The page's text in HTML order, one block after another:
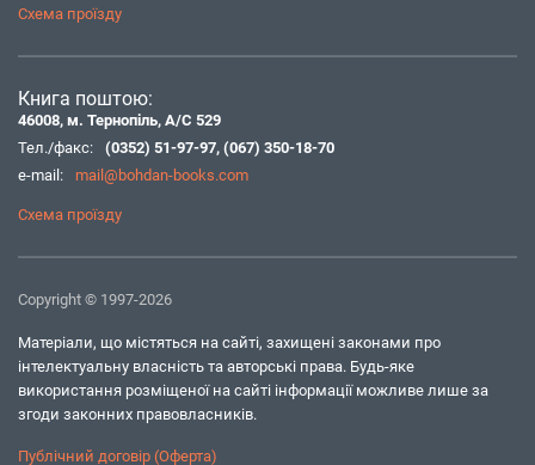
Схема проїзду
Книга поштою:
46008, м. Тернопіль, А/С 529
Тел./факс:
(0352) 51-97-97, (067) 350-18-70
e-mail:
mail@bohdan-books.com
Схема проїзду
Copyright © 1997-2026
Матеріали, що містяться на сайті, захищені законами про
інтелектуальну власність та авторські права. Будь-яке
використання розміщеної на сайті інформації можливе лише за
згоди законних правовласників.
Публічний договір (Оферта)